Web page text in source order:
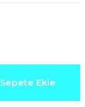
Sepete Ekle